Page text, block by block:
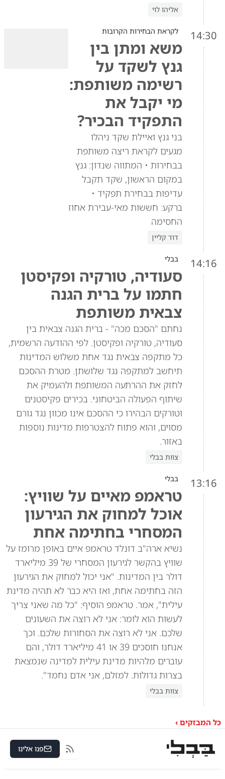
אליהו לוי
14:30 לקראת הבחירות הקרובות
משא ומתן בין
גנץ לשקד על
רשימה משותפת:
מי יקבל את
התפקיד הבכיר?
בני גנץ ואיילת שקד ניהלו
מגעים לקראת ריצה משותפת
בבחירות • המתווה שנדון: גנץ
במקום הראשון, שקד תקבל
עדיפות בבחירת תפקיד •
ברקע: חששות מאי-עבירת אחוז
החסימה
דוד קליין
14:16 בבלי
סעודיה, טורקיה ופקיסטן
חתמו על ברית הגנה
צבאית משותפת
נחתם "הסכם מכה" - ברית הגנה צבאית בין
סעודיה, טורקיה ופקיסטן. לפי ההודעה הרשמית,
כל מתקפה צבאית נגד אחת משלוש המדינות
תיחשב למתקפה נגד שלושתן. מטרת ההסכם
לחזק את ההרתעה המשותפת ולהעמיק את
שיתוף הפעולה הביטחוני. בכירים פקיסטנים
וטורקים הבהירו כי ההסכם אינו מכוון נגד גורם
מסוים, והוא פתוח להצטרפות מדינות נוספות
באזור.
צוות בבלי
13:16 בבלי
טראמפ מאיים על שוויץ:
אוכל למחוק את הגירעון
המסחרי בחתימה אחת
נשיא ארה"ב דונלד טראמפ איים באופן מרומז על
שוויץ בהקשר לגירעון המסחרי של 39 מיליארד
דולר בין המדינות. "אני יכול למחוק את הגירעון
הזה בחתימה אחת, ואז היא כבר לא תהיה מדינת
עילית", אמר. טראמפ הוסיף: "כל מה שאני צריך
לעשות הוא לומר: אני לא רוצה את השעונים
שלכם. אני לא רוצה את הסחורות שלכם. וכך
אנחנו חוסכים 39 או 41 מיליארד דולר, והם
עוברים מלהיות מדינת עילית למדינה שנמצאת
בצרות גדולות. למזלם, אני אדם נחמד".
צוות בבלי
כל המבזקים ›
RSS פנו אלינו